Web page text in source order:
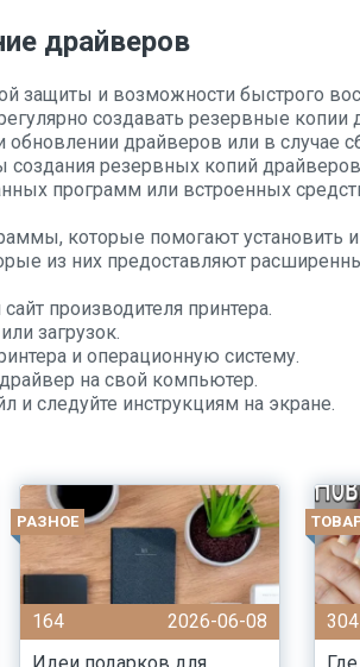
драйверов
защиты и возможности быстрого
создавать резервные копии
драйверов или в случае
резервных копий
программ или встроенных
которые помогают установить
из них предоставляют
производителя принтера.
загрузок.
и операционную систему.
на свой компьютер.
и следуйте инструкциям на экране.
РАЗНОЕ
164
2026-06-08
304